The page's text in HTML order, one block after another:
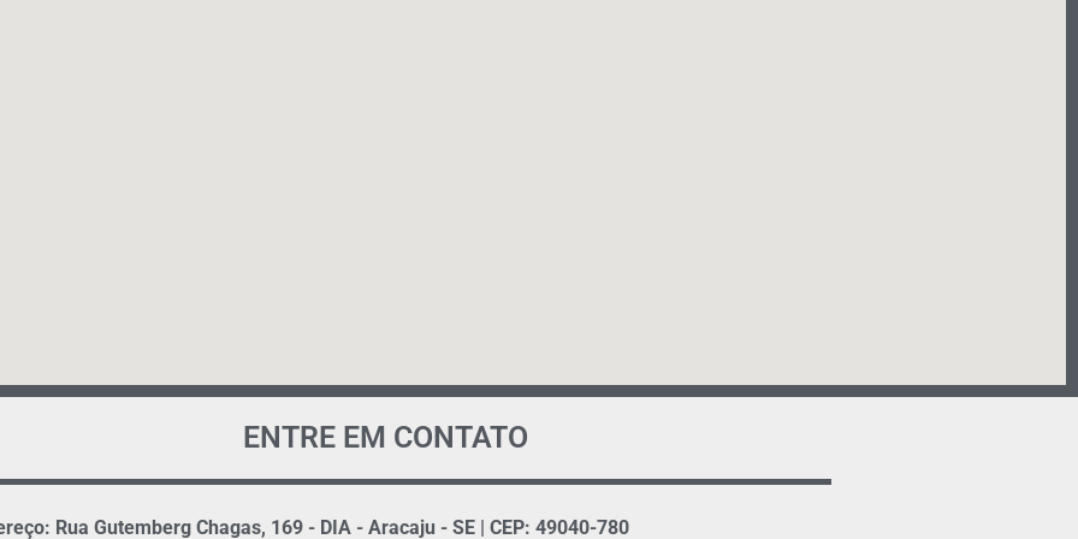
ENTRE EM CONTATO
Rua Gutemberg Chagas, 169 - DIA - Aracaju - SE | CEP: 49040-780